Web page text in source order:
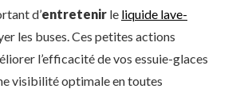
d’entretenir le liquide lave-
les buses. Ces petites actions
l’efficacité de vos essuie-glaces
visibilité optimale en toutes